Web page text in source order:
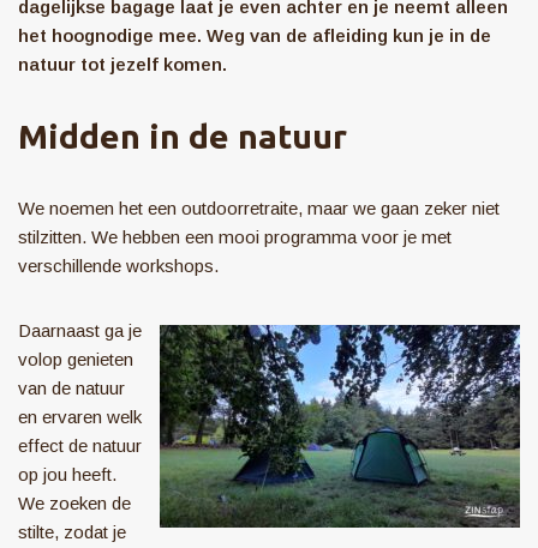
dagelijkse bagage laat je even achter en je neemt alleen
het hoognodige mee. Weg van de afleiding kun je in de
natuur tot jezelf komen.
Midden in de natuur
We noemen het een outdoorretraite, maar we gaan zeker niet
stilzitten. We hebben een mooi programma voor je met
verschillende workshops.
Daarnaast ga je
volop genieten
van de natuur
en ervaren welk
effect de natuur
op jou heeft.
We zoeken de
stilte, zodat je